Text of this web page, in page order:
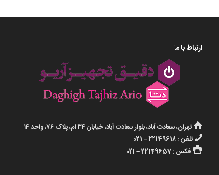
ارتباط با ما
تهران، سعادت آباد، بلوار سعادت آباد، خیابان ۳۴ ام، پلاک ۷۶، واحد ۱۴
تلفن : 22149618 – 021
فکس : 22149657 – 021